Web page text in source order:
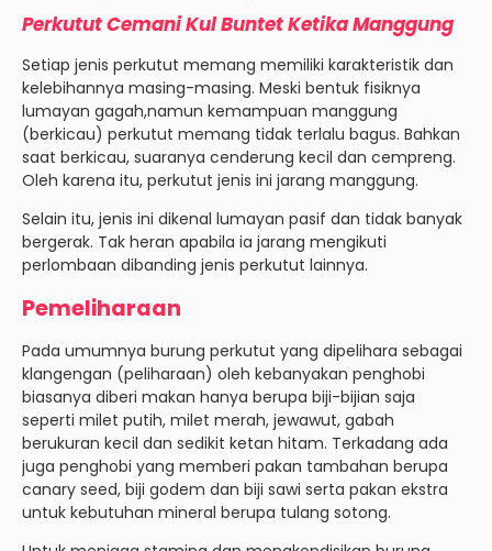
Perkutut Cemani Kul Buntet Ketika Manggung
Setiap jenis perkutut memang memiliki karakteristik dan
kelebihannya masing-masing. Meski bentuk fisiknya
lumayan gagah,namun kemampuan manggung
(berkicau) perkutut memang tidak terlalu bagus. Bahkan
saat berkicau, suaranya cenderung kecil dan cempreng.
Oleh karena itu, perkutut jenis ini jarang manggung.
Selain itu, jenis ini dikenal lumayan pasif dan tidak banyak
bergerak. Tak heran apabila ia jarang mengikuti
perlombaan dibanding jenis perkutut lainnya.
Pemeliharaan
Pada umumnya burung perkutut yang dipelihara sebagai
klangengan (peliharaan) oleh kebanyakan penghobi
biasanya diberi makan hanya berupa biji-bijian saja
seperti milet putih, milet merah, jewawut, gabah
berukuran kecil dan sedikit ketan hitam. Terkadang ada
juga penghobi yang memberi pakan tambahan berupa
canary seed, biji godem dan biji sawi serta pakan ekstra
untuk kebutuhan mineral berupa tulang sotong.